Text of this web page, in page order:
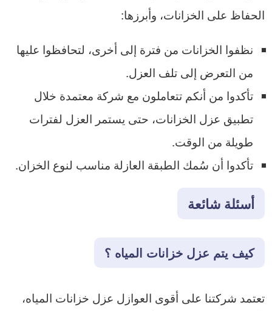
الحفاظ على الخزانات، وأبرزها:
نظفوا الخزانات من فترة إلى أخرى، لتحافظوا عليها
من التعرض إلى تلف العزل.
تأكدوا من أنكم تتعاملون مع شركة معتمدة خلال
تطبيق عزل الخزانات، حتى يستمر العزل لفترات
طويلة من الوقت.
تأكدوا أن سُمك الطبقة العازلة مناسب لنوع الخزان.
أسئلة شائعة
كيف يتم عزل خزانات المياه ؟
تعتمد شركتنا على أقوى العوازل عزل خزانات المياه،